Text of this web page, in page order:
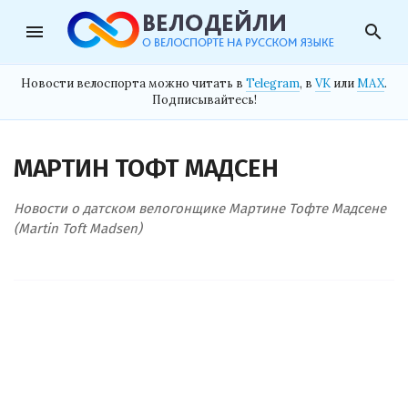
menu search
Новости велоспорта можно читать в Telegram, в VK илиMAX.
Подписывайтесь!
МАРТИН ТОФТ МАДСЕН
Новости о датском велогонщике Мартине Тофте Мадсене
(Martin Toft Madsen)